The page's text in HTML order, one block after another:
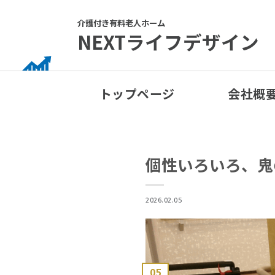
介護付き有料老人ホーム
NEXTライフデザイン
トップページ 会社概
個性いろいろ、
2026.02.05